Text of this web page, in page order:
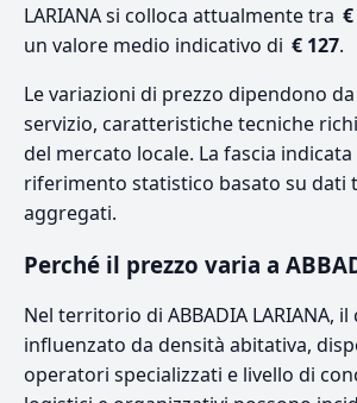
LARIANA si colloca attualmente tra
un valore medio indicativo di € 127.
Le variazioni di prezzo dipendono
servizio, caratteristiche tecniche
del mercato locale. La fascia
riferimento statistico basato su dati
aggregati.
Perché il prezzo varia a
Nel territorio di ABBADIA LARIANA,
influenzato da densità abitativa,
operatori specializzati e livello di